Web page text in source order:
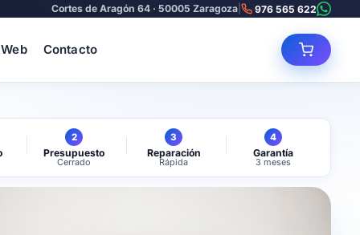
Cortes de Aragón 64 · 50005 Zaragoza 976 565 622
Contacto
2
Presupuesto
Cerrado
3
Reparación
Rápida
4
Garantía
3 meses